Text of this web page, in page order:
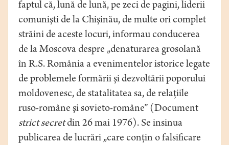
faptul că, lună de lună, pe zeci de pagini, liderii
comunişti de la Chişinău, de multe ori complet
străini de aceste locuri, informau conducerea
de la Moscova despre „denaturarea grosolană
în R.S. România a evenimentelor istorice legate
de problemele formării şi dezvoltării poporului
moldovenesc, de statalitatea sa, de relaţiile
ruso-române şi sovieto-române” (Document
strict secretdin 26 mai 1976). Se insinua
publicarea de lucrări „care conţin o falsificare